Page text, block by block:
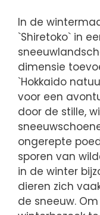
In de
`Shiretoko` in
dimensie
`Hokkaido
voor een
door de stille,
ongerepte
sporen van
in de winter
dieren zich
de sneeuw.